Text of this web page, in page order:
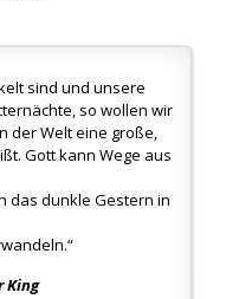
sind und unsere
so wollen wir
der Welt eine große,
Gott kann Wege aus
das dunkle Gestern in
King